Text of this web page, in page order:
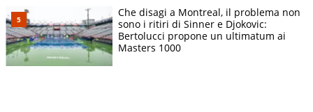
Che disagi a Montreal, il problema non
sono i ritiri di Sinner e Djokovic:
Bertolucci propone un ultimatum ai
Masters 1000